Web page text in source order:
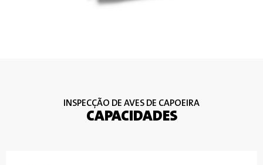
INSPECÇÃO DE AVES DE CAPOEIRA
CAPACIDADES